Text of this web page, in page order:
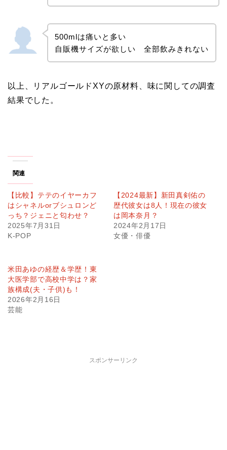
500mlは痛いと多い
自販機サイズが欲しい 全部飲みきれない
以上、リアルゴールドXYの原材料、味に関しての調査
結果でした。
関連
【比較】テテのイヤーカフ
はシャネルorブシュロンど
っち？ジェニと匂わせ？
2025年7月31日
K-POP
【2024最新】新田真剣佑の
歴代彼女は8人！現在の彼女
は岡本奈月？
2024年2月17日
女優・俳優
米田あゆの経歴＆学歴！東
大医学部で高校中学は？家
族構成(夫・子供)も！
2026年2月16日
芸能
スポンサーリンク